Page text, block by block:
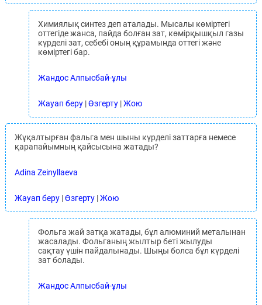
Химиялық синтез деп аталады. Мысалы көміртегі
оттегіде жанса, пайда болған зат, көмірқышқыл газы
күрделі зат, себебі оның құрамында оттегі және
көміртегі бар.
Жандос Алпысбай-ұлы
Жауап беру|Өзгерту|Жою
Жұқалтырған фальга мен шыны күрделі заттарға немесе
қарапайымның қайсысына жатады?
Adina Zeinyllaeva
Жауап беру|Өзгерту|Жою
Фольга жай затқа жатады, бұл алюминий металынан
жасалады. Фольганың жылтыр беті жылуды
сақтау үшін пайдалынады. Шыңы болса бұл күрделі
зат болады.
Жандос Алпысбай-ұлы